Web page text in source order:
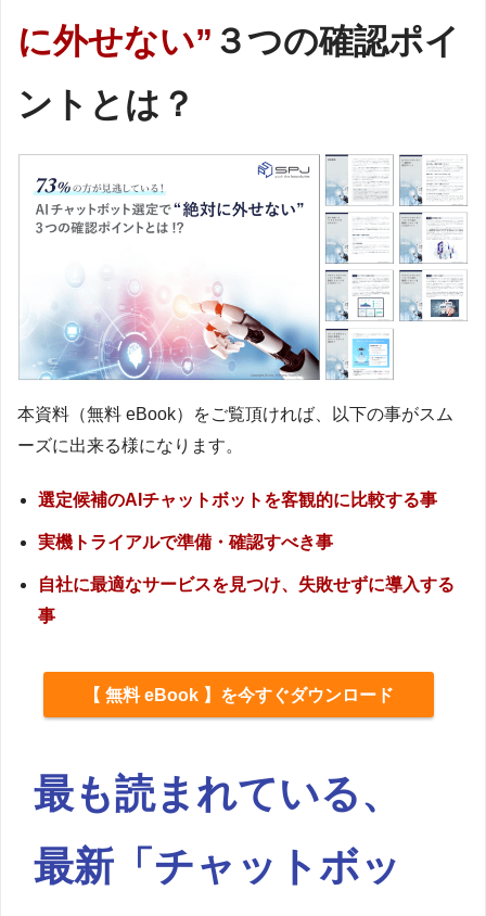
に外せない” ３つの確認ポイ
ントとは？
本資料（無料 eBook）をご覧頂ければ、以下の事がスム
ーズに出来る様になります。
選定候補のAIチャットボットを客観的に比較する事
実機トライアルで準備・確認すべき事
自社に最適なサービスを見つけ、失敗せずに導入する
事
【 無料 eBook 】を今すぐダウンロード
最も読まれている、
最新「チャットボッ